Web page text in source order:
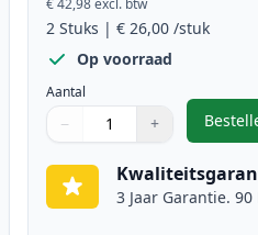
€ 42,98excl. btw
2 Stuks | € 26,00 /stuk
Op voorraad
Aantal
Gebruik de knoppen om aan
− +
1 ,
3 Jaar Garantie.